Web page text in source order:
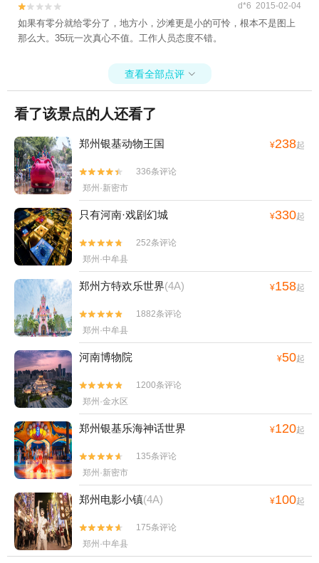

 d*6 2015-02-04
如果有零分就给零分了，地方小，沙滩更是小的可怜，根本不是图上
那么大。35玩一次真心不值。工作人员态度不错。
查看全部点评 
看了该景点的人还看了
郑州银基动物王国 ¥238起


336条评论
郑州·新密市
只有河南·戏剧幻城 ¥330起


252条评论
郑州·中牟县
郑州方特欢乐世界(4A) ¥158起


1882条评论
郑州·中牟县
河南博物院 ¥50起


1200条评论
郑州·金水区
郑州银基乐海神话世界 ¥120起


135条评论
郑州·新密市
郑州电影小镇(4A) ¥100起


175条评论
郑州·中牟县